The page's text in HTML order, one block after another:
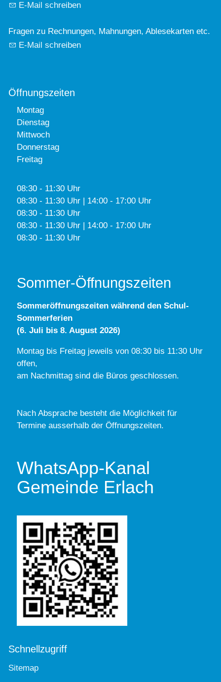
E-Mail schreiben
Fragen zu Rechnungen, Mahnungen, Ablesekarten etc.
E-Mail schreiben
Öffnungszeiten
Montag
Dienstag
Mittwoch
Donnerstag
Freitag
08:30 - 11:30 Uhr
08:30 - 11:30 Uhr | 14:00 - 17:00 Uhr
08:30 - 11:30 Uhr
08:30 - 11:30 Uhr | 14:00 - 17:00 Uhr
08:30 - 11:30 Uhr
Sommer-Öffnungszeiten
Sommeröffnungszeiten während den Schul-
Sommerferien
(6. Juli bis 8. August 2026)
Montag bis Freitag jeweils von 08:30 bis 11:30 Uhr
offen,
am Nachmittag sind die Büros geschlossen.
Nach Absprache besteht die Möglichkeit für
Termine ausserhalb der Öffnungszeiten.
WhatsApp-Kanal
Gemeinde Erlach
Schnellzugriff
Sitemap